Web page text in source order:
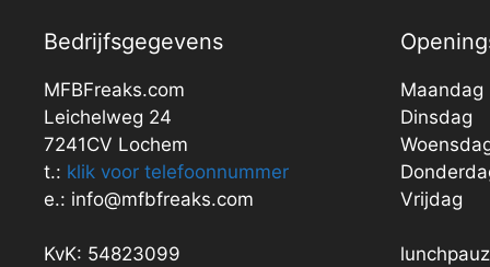
Bedrijfsgegevens
MFBFreaks.com
Leichelweg 24
7241CV Lochem
t.: klik voor telefoonnummer
e.: info@mfbfreaks.com
KvK: 54823099
Maandag
Dinsdag
Vrijdag